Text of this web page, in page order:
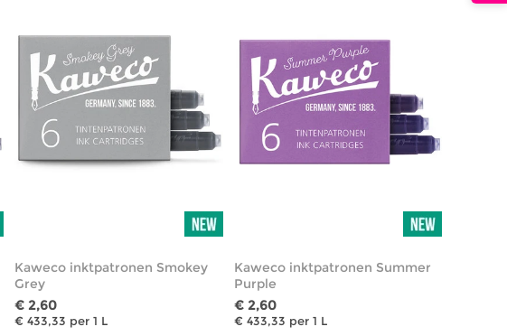
Kaweco inktpatronen Smokey
Grey
€ 2,60
€ 433,33 per 1 L
Kaweco inktpatronen Summer
Purple
€ 2,60
€ 433,33 per 1 L